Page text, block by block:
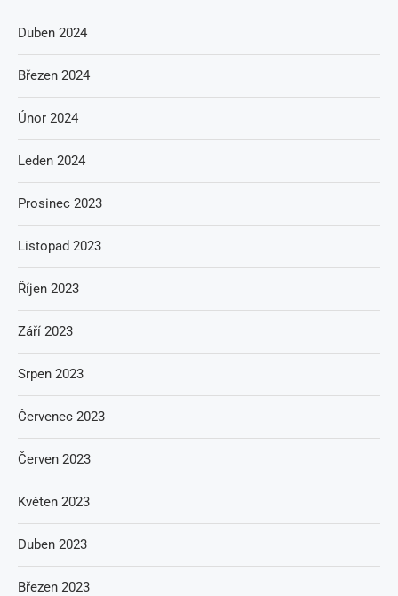
Duben 2024
Březen 2024
Únor 2024
Leden 2024
Prosinec 2023
Listopad 2023
Říjen 2023
Září 2023
Srpen 2023
Červenec 2023
Červen 2023
Květen 2023
Duben 2023
Březen 2023